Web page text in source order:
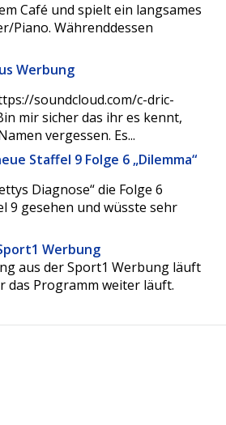
Café und spielt ein langsames
Piano. Währenddessen
Werbung
soundcloud.com/c-dric-
mir sicher das ihr es kennt,
vergessen. Es...
Staffel 9 Folge 6 „Dilemma“
Diagnose“ die Folge 6
9 gesehen und wüsste sehr
Werbung
aus der Sport1 Werbung läuft
das Programm weiter läuft.